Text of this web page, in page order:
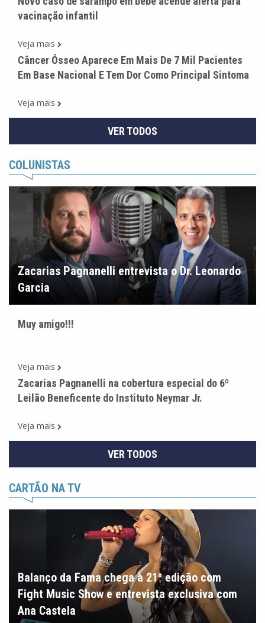
vacinação infantil
Veja mais
Câncer Ósseo Aparece Em Mais De 7 Mil Pacientes
Em Base Nacional E Tem Dor Como Principal Sintoma
Veja mais
VER TODOS
COLUNISTAS
Zacarias Pagnanelli entrevista o Dr. Leonardo
Garcia
Muy amigo!!!
Veja mais
Zacarias Pagnanelli na cobertura especial do 6º
Leilão Beneficente do Instituto Neymar Jr.
Veja mais
VER TODOS
CARTÃO NA TV
Balanço da Fama chega à 21ª edição com
Fight Music Show e entrevista exclusiva com
Ana Castela